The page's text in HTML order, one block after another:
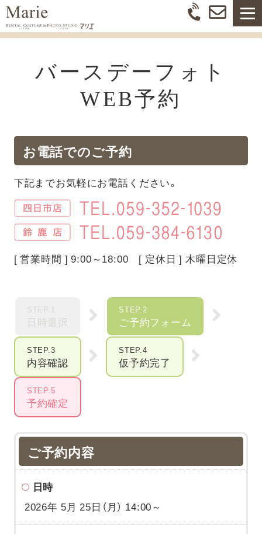
バースデーフォト
WEB予約
お電話でのご予約
下記までお気軽にお電話ください。
[ 営業時間 ] 9:00～18:00 [ 定休日 ] 木曜日定休
STEP.1
日時選択
STEP.2
ご予約フォーム
STEP.3
内容確認
STEP.4
仮予約完了
STEP.5
予約確定
ご予約内容
日時
2026年 5月 25日（月） 14:00～